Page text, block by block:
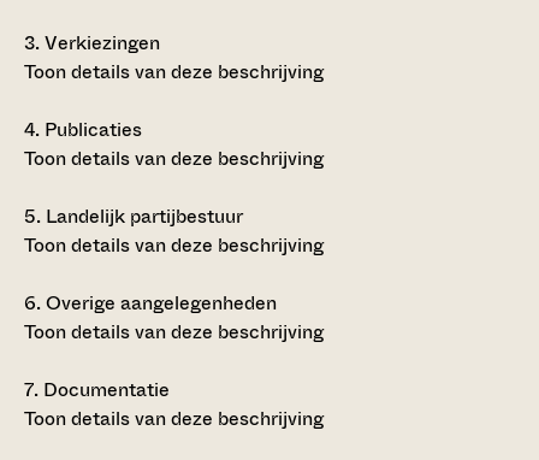
3.Verkiezingen
Toon details van deze beschrijving
4. Publicaties
Toon details van deze beschrijving
5. Landelijk partijbestuur
Toon details van deze beschrijving
6.Overige aangelegenheden
Toon details van deze beschrijving
7. Documentatie
Toon details van deze beschrijving